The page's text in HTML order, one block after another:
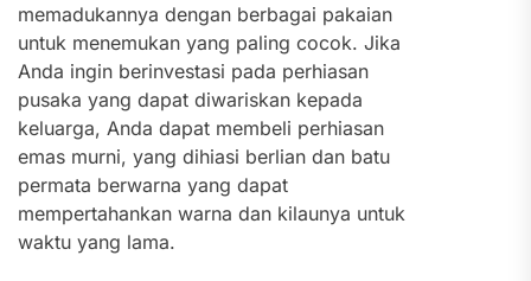
memadukannya dengan berbagai pakaian
untuk menemukan yang paling cocok. Jika
Anda ingin berinvestasi pada perhiasan
pusaka yang dapat diwariskan kepada
keluarga, Anda dapat membeli perhiasan
emas murni, yang dihiasi berlian dan batu
permata berwarna yang dapat
mempertahankan warna dan kilaunya untuk
waktu yang lama.